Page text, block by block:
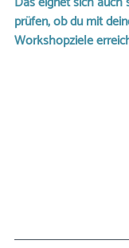
prüfen, ob du mit
Workshopziele